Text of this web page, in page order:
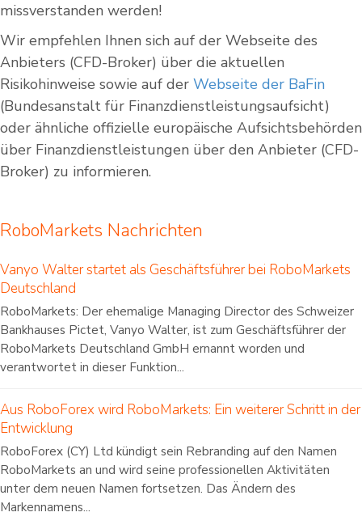
missverstanden werden!
Wir empfehlen Ihnen sich auf der Webseite des
Anbieters (CFD-Broker) über die aktuellen
Risikohinweise sowie auf der Webseite der BaFin
(Bundesanstalt für Finanzdienstleistungsaufsicht)
oder ähnliche offizielle europäische Aufsichtsbehörden
über Finanzdienstleistungen über den Anbieter (CFD-
Broker) zu informieren.
RoboMarkets Nachrichten
Vanyo Walter startet als Geschäftsführer bei RoboMarkets
Deutschland
RoboMarkets: Der ehemalige Managing Director des Schweizer
Bankhauses Pictet, Vanyo Walter, ist zum Geschäftsführer der
RoboMarkets Deutschland GmbH ernannt worden und
verantwortet in dieser Funktion...
Aus RoboForex wird RoboMarkets: Ein weiterer Schritt in der
Entwicklung
RoboForex (CY) Ltd kündigt sein Rebranding auf den Namen
RoboMarkets an und wird seine professionellen Aktivitäten
unter dem neuen Namen fortsetzen. Das Ändern des
Markennamens...